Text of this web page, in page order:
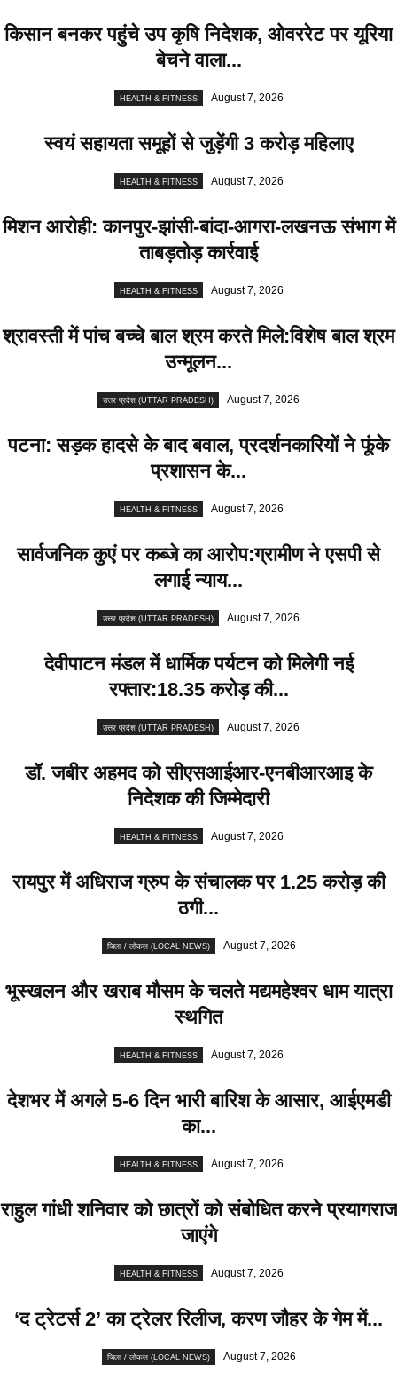
किसान बनकर पहुंचे उप कृषि निदेशक, ओवररेट पर यूरिया
बेचने वाला...
HEALTH & FITNESS August 7, 2026
स्वयं सहायता समूहों से जुड़ेंगी 3 करोड़ महिलाए
HEALTH & FITNESS August 7, 2026
मिशन आरोही: कानपुर-झांसी-बांदा-आगरा-लखनऊ संभाग में
ताबड़तोड़ कार्रवाई
HEALTH & FITNESS August 7, 2026
श्रावस्ती में पांच बच्चे बाल श्रम करते मिले:विशेष बाल श्रम
उन्मूलन...
उत्तर प्रदेश (UTTAR PRADESH) August 7, 2026
पटना: सड़क हादसे के बाद बवाल, प्रदर्शनकारियों ने फूंके
प्रशासन के...
HEALTH & FITNESS August 7, 2026
सार्वजनिक कुएं पर कब्जे का आरोप:ग्रामीण ने एसपी से
लगाई न्याय...
उत्तर प्रदेश (UTTAR PRADESH) August 7, 2026
देवीपाटन मंडल में धार्मिक पर्यटन को मिलेगी नई
रफ्तार:18.35 करोड़ की...
उत्तर प्रदेश (UTTAR PRADESH) August 7, 2026
डॉ. जबीर अहमद को सीएसआईआर-एनबीआरआइ के
निदेशक की जिम्मेदारी
HEALTH & FITNESS August 7, 2026
रायपुर में अधिराज ग्रुप के संचालक पर 1.25 करोड़ की
ठगी...
जिला / लोकल (LOCAL NEWS) August 7, 2026
भूस्खलन और खराब मौसम के चलते मद्यमहेश्वर धाम यात्रा
स्थगित
HEALTH & FITNESS August 7, 2026
देशभर में अगले 5-6 दिन भारी बारिश के आसार, आईएमडी
का...
HEALTH & FITNESS August 7, 2026
राहुल गांधी शनिवार को छात्रों को संबोधित करने प्रयागराज
जाएंगे
HEALTH & FITNESS August 7, 2026
‘द ट्रेटर्स 2’ का ट्रेलर रिलीज, करण जौहर के गेम में...
जिला / लोकल (LOCAL NEWS) August 7, 2026